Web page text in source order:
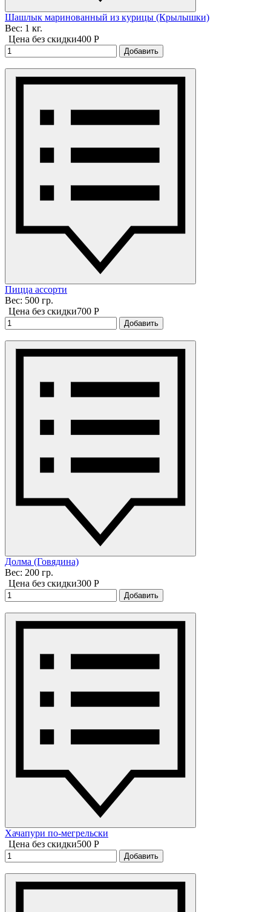
Шашлык маринованный из курицы (Крылышки)
Вес: 1 кг.
Цена без скидки400 P
Добавить
Пицца ассорти
Вес: 500 гр.
Цена без скидки700 P
Добавить
Долма (Говядина)
Вес: 200 гр.
Цена без скидки300 P
Добавить
Хачапури по-мегрельски
Цена без скидки500 P
Добавить